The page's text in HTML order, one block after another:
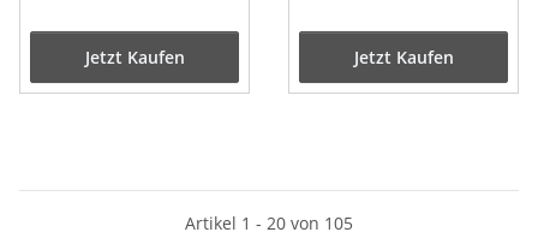
Jetzt Kaufen Jetzt Kaufen
Artikel 1 - 20 von 105